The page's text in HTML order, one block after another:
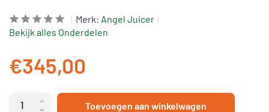
Merk: Angel Juicer
Bekijk alles Onderdelen
€345,00
Toevoegen aan winkelwagen